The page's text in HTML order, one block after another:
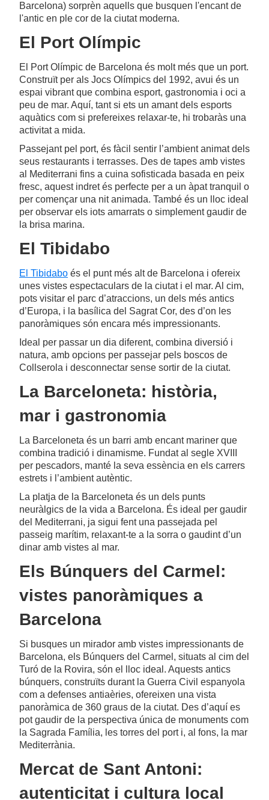
Barcelona) sorprèn aquells que busquen l'encant de
l'antic en ple cor de la ciutat moderna.
El Port Olímpic
El Port Olímpic de Barcelona és molt més que un port.
Construït per als Jocs Olímpics del 1992, avui és un
espai vibrant que combina esport, gastronomia i oci a
peu de mar. Aquí, tant si ets un amant dels esports
aquàtics com si prefereixes relaxar-te, hi trobaràs una
activitat a mida.
Passejant pel port, és fàcil sentir l’ambient animat dels
seus restaurants i terrasses. Des de tapes amb vistes
al Mediterrani fins a cuina sofisticada basada en peix
fresc, aquest indret és perfecte per a un àpat tranquil o
per començar una nit animada. També és un lloc ideal
per observar els iots amarrats o simplement gaudir de
la brisa marina.
El Tibidabo
El Tibidabo és el punt més alt de Barcelona i ofereix
unes vistes espectaculars de la ciutat i el mar. Al cim,
pots visitar el parc d’atraccions, un dels més antics
d’Europa, i la basílica del Sagrat Cor, des d’on les
panoràmiques són encara més impressionants.
Ideal per passar un dia diferent, combina diversió i
natura, amb opcions per passejar pels boscos de
Collserola i desconnectar sense sortir de la ciutat.
La Barceloneta: història,
mar i gastronomia
La Barceloneta és un barri amb encant mariner que
combina tradició i dinamisme. Fundat al segle XVIII
per pescadors, manté la seva essència en els carrers
estrets i l’ambient autèntic.
La platja de la Barceloneta és un dels punts
neuràlgics de la vida a Barcelona. És ideal per gaudir
del Mediterrani, ja sigui fent una passejada pel
passeig marítim, relaxant-te a la sorra o gaudint d’un
dinar amb vistes al mar.
Els Búnquers del Carmel:
vistes panoràmiques a
Barcelona
Si busques un mirador amb vistes impressionants de
Barcelona, els Búnquers del Carmel, situats al cim del
Turó de la Rovira, són el lloc ideal. Aquests antics
búnquers, construïts durant la Guerra Civil espanyola
com a defenses antiaèries, ofereixen una vista
panoràmica de 360 graus de la ciutat. Des d’aquí es
pot gaudir de la perspectiva única de monuments com
la Sagrada Família, les torres del port i, al fons, la mar
Mediterrània.
Mercat de Sant Antoni:
autenticitat i cultura local